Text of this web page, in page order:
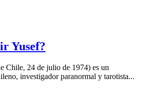
Yusef?
Chile, 24 de julio de 1974) es un
investigador paranormal y tarotista...